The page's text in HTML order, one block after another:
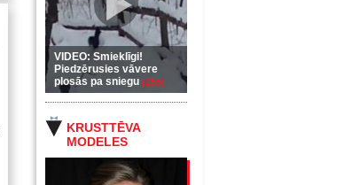
VIDEO: Smieklīgi!
Piedzērusies vāvere
plosās pa sniegu (255)
KRUSTTĒVA
MODELES